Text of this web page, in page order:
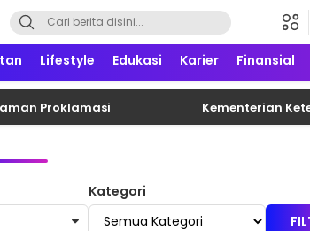
informatif, edukatif dan terpercaya
Lifestyle Edukasi Karier Finansial
Proklamasi Kementerian
Kategori